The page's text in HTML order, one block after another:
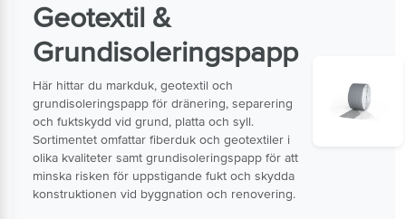
Geotextil &
Grundisoleringspapp
Här hittar du markduk, geotextil och
grundisoleringspapp för dränering, separering
och fuktskydd vid grund, platta och syll.
Sortimentet omfattar fiberduk och geotextiler i
olika kvaliteter samt grundisoleringspapp för att
minska risken för uppstigande fukt och skydda
konstruktionen vid byggnation och renovering.